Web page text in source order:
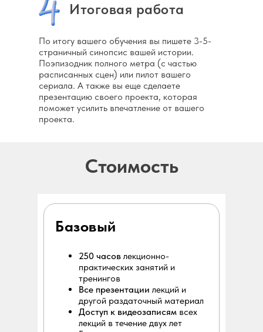
По итогу вашего обучения вы пишете 3-5-
страничный синопсис вашей истории.
Поэпизодник полного метра (с частью
расписанных сцен) или пилот вашего
сериала. А также вы еще сделаете
презентацию своего проекта, которая
поможет усилить впечатление от вашего
проекта.
Итоговая работа
Стоимость
250 часов лекционно-
практических занятий и
тренингов
Все презентации лекций и
другой раздаточный материал
Доступ к видеозаписям всех
лекций в течение двух лет
Базовый